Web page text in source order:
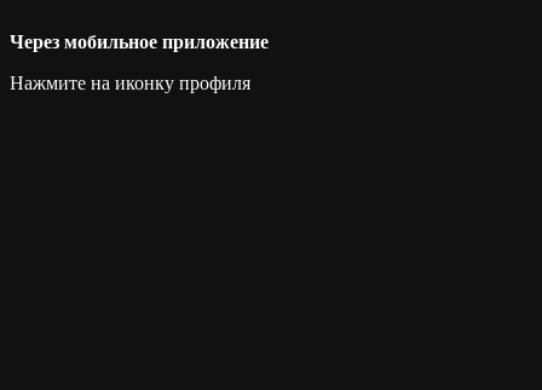
Через мобильное приложение
Нажмите на иконку профиля